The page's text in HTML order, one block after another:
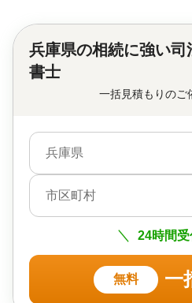
兵庫県の相続に強い司
書士
一括見積もりのご
兵庫県
市区町村
24時間受
無料 一